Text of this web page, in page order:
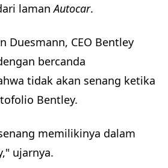
lamanAutocar.
Duesmann, CEO Bentley
bercanda
tidak akan senang ketika
Bentley.
memilikinya dalam
ujarnya.